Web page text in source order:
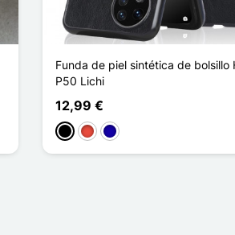
Funda de piel sintética de bolsillo
P50 Lichi
12,99 €
NegroRojoAzul oscuro